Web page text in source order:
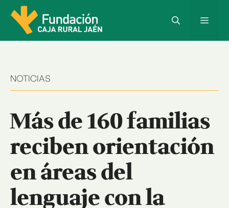
Saltar
contenido
Menú
NOTICIAS
Más de 160 familias
reciben orientación
en áreas del
lenguaje con la